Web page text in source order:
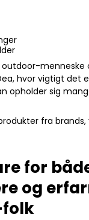
outdoor-
hvor vigtigt det
opholder sig
fra brands,
for
og